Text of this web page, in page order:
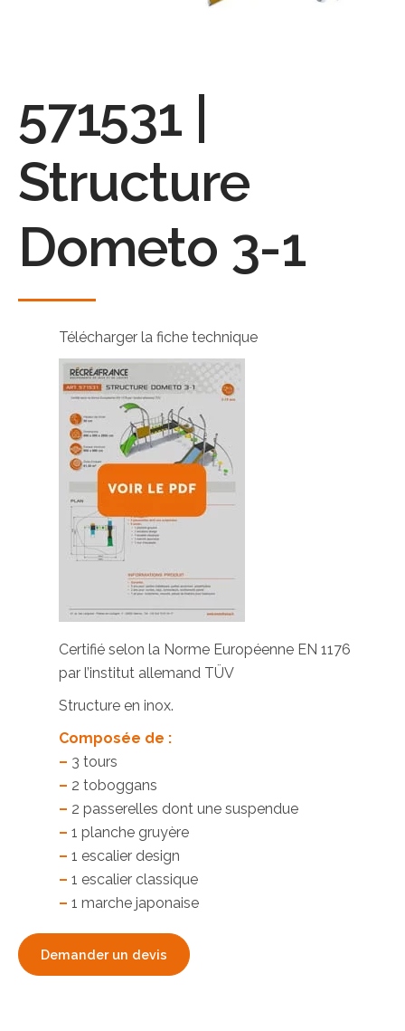
571531 |
Structure
Dometo 3-1
Télécharger la fiche technique
Certifié selon la Norme Européenne EN 1176
par l’institut allemand TÜV
Structure en inox.
Composée de :
– 3 tours
– 2 toboggans
– 2 passerelles dont une suspendue
– 1 planche gruyère
– 1 escalier design
– 1 escalier classique
– 1 marche japonaise
Demander un devis